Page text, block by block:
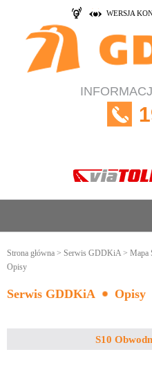
WERSJA
Strona główna > Serwis GDDKiA> Mapa
Opisy
Serwis GDDKiA Opisy
S10